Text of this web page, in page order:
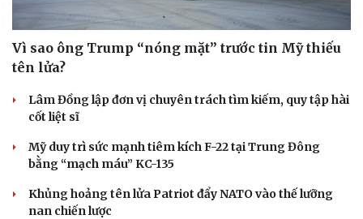
Vì sao ông Trump “nóng mặt” trước tin Mỹ thiếu
tên lửa?
Lâm Đồng lập đơn vị chuyên trách tìm kiếm, quy tập hài
cốt liệt sĩ
Mỹ duy trì sức mạnh tiêm kích F-22 tại Trung Đông
bằng “mạch máu” KC-135
Khủng hoảng tên lửa Patriot đẩy NATO vào thế lưỡng
nan chiến lược